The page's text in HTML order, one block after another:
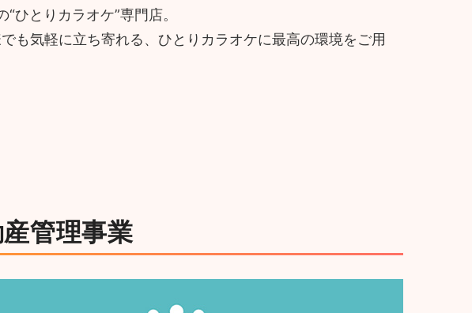
“ひとりカラオケ”専門店。
も気軽に立ち寄れる、ひとりカラオケに最高の環境をご用
管理事業